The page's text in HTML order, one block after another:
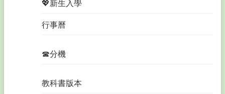
💖新生入學
行事曆
☎分機
教科書版本